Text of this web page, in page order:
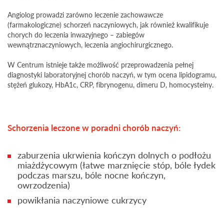
Angiolog prowadzi zarówno leczenie zachowawcze
(farmakologiczne) schorzeń naczyniowych, jak również kwalifikuje
chorych do leczenia inwazyjnego – zabiegów
wewnątrznaczyniowych, leczenia angiochirurgicznego.
W Centrum istnieje także możliwość przeprowadzenia pełnej
diagnostyki laboratoryjnej chorób naczyń, w tym ocena lipidogramu,
stężeń glukozy, HbA1c, CRP, fibrynogenu, dimeru D, homocysteiny.
Schorzenia leczone w poradni chorób naczyń:
zaburzenia ukrwienia kończyn dolnych o podłożu
miażdżycowym (łatwe marznięcie stóp, bóle łydek
podczas marszu, bóle nocne kończyn,
owrzodzenia)
powikłania naczyniowe cukrzycy